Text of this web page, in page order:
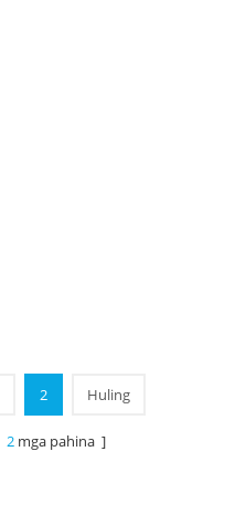
2 Huling
2mga pahina ]